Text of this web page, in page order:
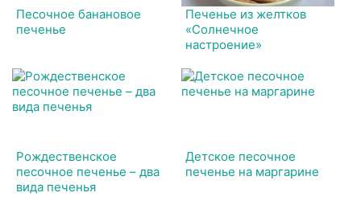
Песочное банановое
печенье
Печенье из желтков
«Солнечное
настроение»
Рождественское
песочное печенье – два
вида печенья
Детское песочное
печенье на маргарине